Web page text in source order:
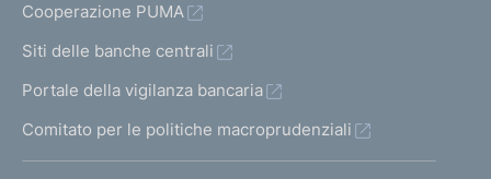
Cooperazione PUMA
Siti delle banche centrali
Portale della vigilanza bancaria
Comitato per le politiche macroprudenziali